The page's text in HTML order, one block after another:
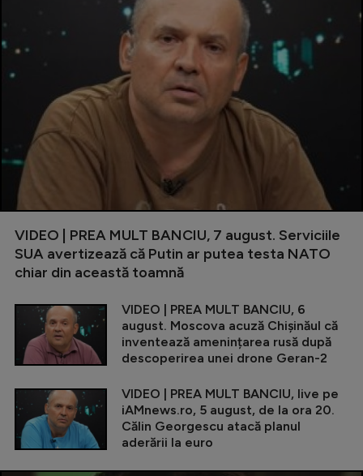
VIDEO | PREA MULT BANCIU, 7 august. Serviciile
SUA avertizează că Putin ar putea testa NATO
chiar din această toamnă
VIDEO | PREA MULT BANCIU, 6
august. Moscova acuză Chișinăul că
inventează amenințarea rusă după
descoperirea unei drone Geran-2
VIDEO | PREA MULT BANCIU, live pe
iAMnews.ro, 5 august, de la ora 20.
Călin Georgescu atacă planul
aderării la euro